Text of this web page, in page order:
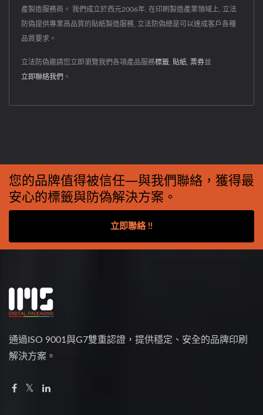
產製造服務商。 我們成立於西元2006年, 在印刷製造產業領域上, 立法
防偽提供專業高品質的貼紙製造服務, 立法防偽總是可以達成客戶各種
品質要求。
立法防偽邀請您立即瀏覽我們各項產品服務標籤 貼紙 票券並
立即聯絡我們 。
您的品牌值得被信任—與我們聯絡，獲得最
安心的標籤與防偽解決方案。
立即聯絡 !!
通過ISO 9001與G7雙重認證，提供穩定、安全的品牌印刷
解決方案。